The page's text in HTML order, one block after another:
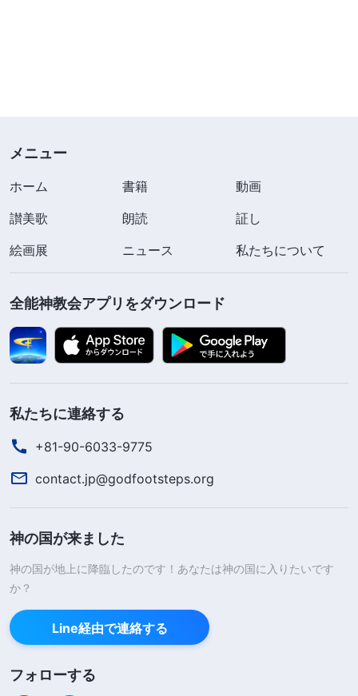
メニュー
ホーム 書籍
動画
讃美歌
朗読
証し
絵画展
ニュース 私たちについて
全能神教会アプリをダウンロード
私たちに連絡する
+81-90-6033-9775
contact.jp@godfootsteps.org
神の国が来ました
神の国が地上に降臨したのです！あなたは神の国に入りたいです
か？
Line経由で連絡する
フォローする